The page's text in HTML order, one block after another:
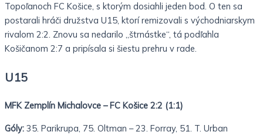
Topoľanoch FC Košice, s ktorým dosiahli jeden bod. O ten sa
postarali hráči družstva U15, ktorí remizovali s východniarskym
rivalom 2:2. Znovu sa nedarilo „štrnástke“, tá podľahla
Košičanom 2:7 a pripísala si šiestu prehru v rade.
U15
MFK Zemplín Michalovce – FC Košice 2:2 (1:1)
Góly: 35. Parikrupa, 75. Oltman – 23. Forray, 51. T. Urban